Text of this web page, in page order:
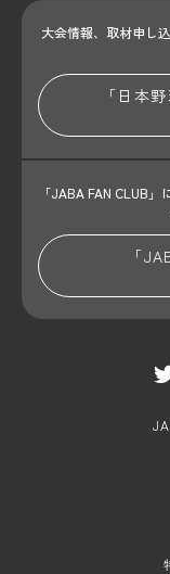
大会情報、取材申し
「日本
「JABA FAN CLUB」
「